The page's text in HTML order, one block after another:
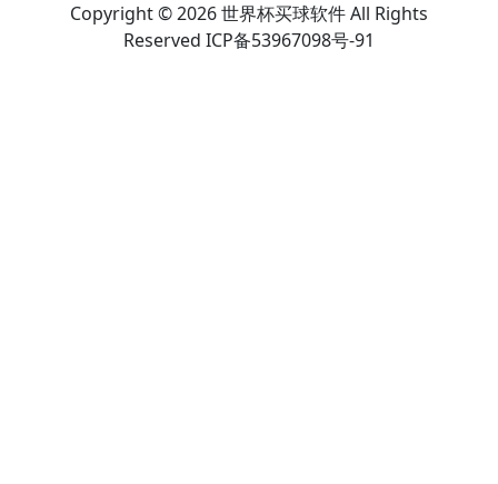
Copyright © 2026 世界杯买球软件 All Rights
Reserved ICP备53967098号-91